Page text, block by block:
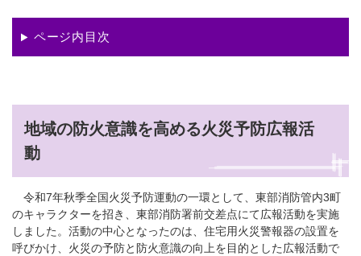
ページ内目次
地域の防火意識を高める火災予防広報活
動
令和7年秋季全国火災予防運動の一環として、東部消防管内3町
のキャラクターを招き、東部消防署前交差点にて広報活動を実施
しました。活動の中心となったのは、住宅用火災警報器の設置を
呼びかけ、火災の予防と防火意識の向上を目的とした広報活動で